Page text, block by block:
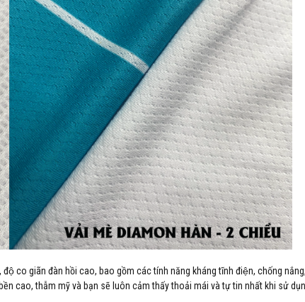
co giãn đàn hồi cao, bao gồm các tính năng kháng tĩnh điện, chống
cao, thẫm mỹ và bạn sẽ luôn cảm thấy thoải mái và tự tin nhất khi sử